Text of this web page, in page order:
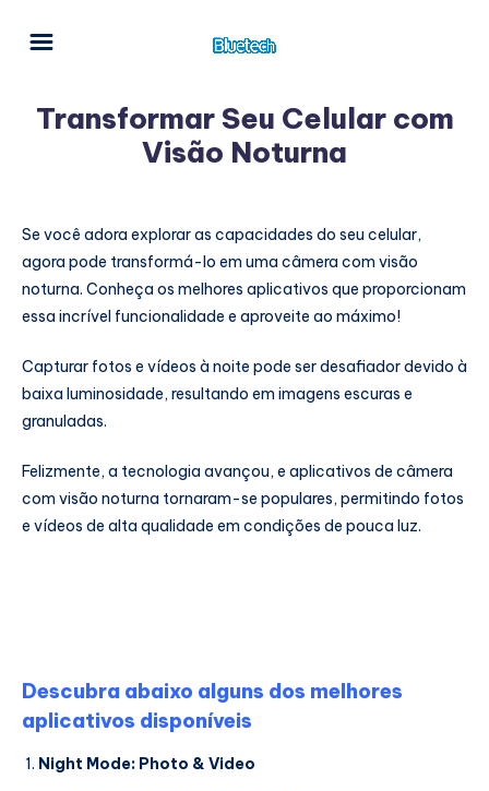
Transformar Seu Celular com
Visão Noturna
Se você adora explorar as capacidades do seu celular,
agora pode transformá-lo em uma câmera com visão
noturna. Conheça os melhores aplicativos que proporcionam
essa incrível funcionalidade e aproveite ao máximo!
Capturar fotos e vídeos à noite pode ser desafiador devido à
baixa luminosidade, resultando em imagens escuras e
granuladas.
Felizmente, a tecnologia avançou, e aplicativos de câmera
com visão noturna tornaram-se populares, permitindo fotos
e vídeos de alta qualidade em condições de pouca luz.
Descubra abaixo alguns dos melhores
aplicativos disponíveis
Night Mode: Photo & Video